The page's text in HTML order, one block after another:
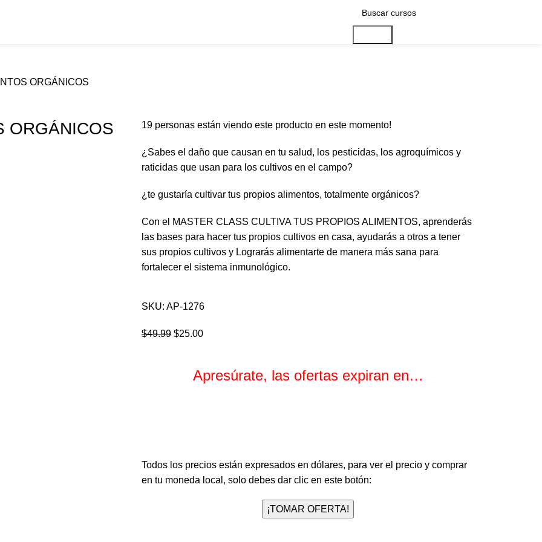
ORGÁNICOS
ORGÁNICOS 19 personas están viendo este producto en este momento!
¿Sabes el daño que causan en tu salud, los pesticidas, los agroquímicos y
raticidas que usan para los cultivos en el campo?
¿te gustaría cultivar tus propios alimentos, totalmente orgánicos?
Con el MASTER CLASS CULTIVA TUS PROPIOS ALIMENTOS, aprenderás
las bases para hacer tus propios cultivos en casa, ayudarás a otros a tener
sus propios cultivos y Lograrás alimentarte de manera más sana para
fortalecer el sistema inmunológico.
SKU: AP-1276
$49.99 $25.00
Apresúrate, las ofertas expiran en…
Todos los precios están expresados en dólares, para ver el precio y comprar
en tu moneda local, solo debes dar clic en este botón:
¡TOMAR OFERTA!